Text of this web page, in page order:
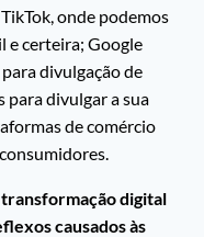
onde podemos
e certeira; Google
divulgação de
para divulgar a sua
de comércio
transformação digital
causados às